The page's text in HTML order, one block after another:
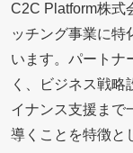
C2C Platform株式
ッチング事業に特
います。パートナ
く、ビジネス戦
イナンス支援まで
導くことを特徴と